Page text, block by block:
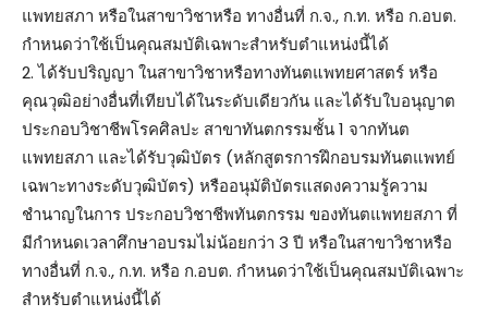
แพทยสภา หรือในสาขาวิชาหรือ ทางอื่นที่ ก.จ., ก.ท. หรือ ก.อบต.
กำหนดว่าใช้เป็นคุณสมบัติเฉพาะสำหรับตำแหน่งนี้ได้
2. ได้รับปริญญา ในสาขาวิชาหรือทางทันตแพทยศาสตร์ หรือ
คุณวุฒิอย่างอื่นที่เทียบได้ในระดับเดียวกัน และได้รับใบอนุญาต
ประกอบวิชาชีพโรคศิลปะ สาขาทันตกรรมชั้น 1 จากทันต
แพทยสภา และได้รับวุฒิบัตร (หลักสูตรการฝึกอบรมทันตแพทย์
เฉพาะทางระดับวุฒิบัตร) หรืออนุมัติบัตรแสดงความรู้ความ
ชำนาญในการ ประกอบวิชาชีพทันตกรรม ของทันตแพทยสภา ที่
มีกำหนดเวลาศึกษาอบรมไม่น้อยกว่า 3 ปี หรือในสาขาวิชาหรือ
ทางอื่นที่ ก.จ., ก.ท. หรือ ก.อบต. กำหนดว่าใช้เป็นคุณสมบัติเฉพาะ
สำหรับตำแหน่งนี้ได้